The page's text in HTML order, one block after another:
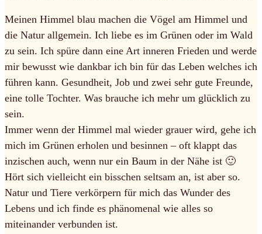
Meinen Himmel blau machen die Vögel am Himmel und
die Natur allgemein. Ich liebe es im Grünen oder im Wald
zu sein. Ich spüre dann eine Art inneren Frieden und werde
mir bewusst wie dankbar ich bin für das Leben welches ich
führen kann. Gesundheit, Job und zwei sehr gute Freunde,
eine tolle Tochter. Was brauche ich mehr um glücklich zu
sein.
Immer wenn der Himmel mal wieder grauer wird, gehe ich
mich im Grünen erholen und besinnen – oft klappt das
inzischen auch, wenn nur ein Baum in der Nähe ist 🙂
Hört sich vielleicht ein bisschen seltsam an, ist aber so.
Natur und Tiere verkörpern für mich das Wunder des
Lebens und ich finde es phänomenal wie alles so
miteinander verbunden ist.